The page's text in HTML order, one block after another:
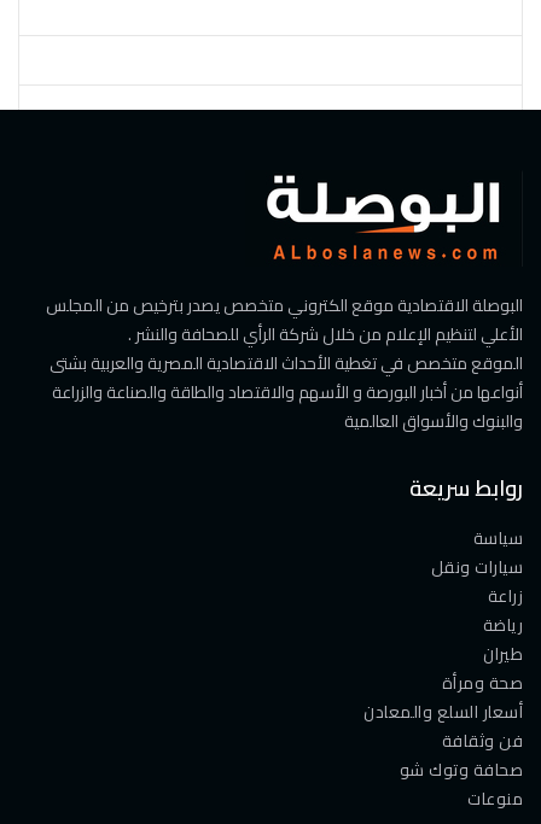
البوصلة الاقتصادية موقع الكتروني متخصص يصدر بترخيص من المجلس
الأعلي لتنظيم الإعلام من خلال شركة الرأي للصحافة والنشر .
الموقع متخصص في تغطية الأحداث الاقتصادية المصرية والعربية بشتى
أنواعها من أخبار البورصة و الأسهم والاقتصاد والطاقة والصناعة والزراعة
والبنوك والأسواق العالمية
روابط سريعة
سياسة
سيارات ونقل
زراعة
رياضة
طيران
صحة ومرأة
أسعار السلع والمعادن
فن وثقافة
صحافة وتوك شو
منوعات